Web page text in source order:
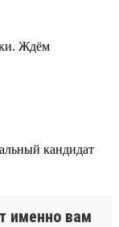
Ждём
кандидат
именно вам